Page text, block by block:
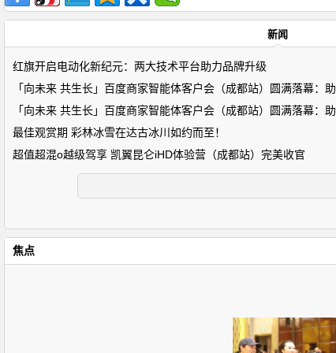
新闻
红旗开启电动化新纪元：两大技术平台助力品牌升级
「向未来 共生长」百度商家智能体客户会（成都站）圆满落幕：助
「向未来 共生长」百度商家智能体客户会（成都站）圆满落幕：助
最佳观赏期 彩林冰雪在达古冰川如约而至！
超值超混o越级驾享 凯翼昆仑iHD体验营（成都站）完美收官
焦点